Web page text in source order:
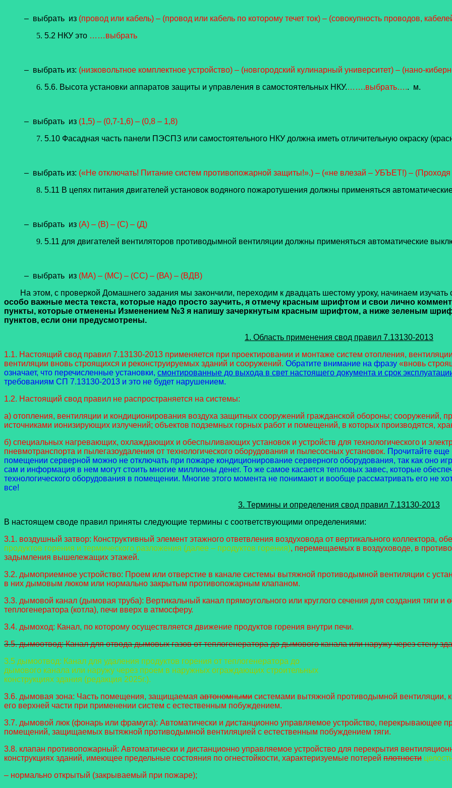
– выбрать из (провод или кабель) – (провод или кабель по которому течет ток) – (совокупность проводов,
5.2 НКУ это ……выбрать
– выбрать из: (низковольтное комплектное устройство) – (новгородский кулинарный университет) – (нано-
5.6. Высота установки аппаратов защиты и управления в самостоятельных НКУ.…….выбрать….. м.
– выбрать из (1,5) – (0,7-1,6) – (0,8 – 1,8)
5.10 Фасадная часть панели ПЭСПЗ или самостоятельного НКУ должна иметь отличительную окраску
– выбрать из: («Не отключать! Питание систем противопожарной защиты!».) – («не влезай – УБЪЕТ!) –
5.11 В цепях питания двигателей установок водяного пожаротушения должны применяться
– выбрать из (А) – (В) – (С) – (Д)
5.11 для двигателей вентиляторов противодымной вентиляции должны применяться автоматические
– выбрать из (МА) – (МС) – (СС) – (ВА) – (ВДВ)
На этом, с проверкой Домашнего задания мы закончили, переходим к двадцать шестому уроку, начинаем
особо важные места текста, которые надо просто заучить, я отмечу красным шрифтом и свои лично
пункты, которые отменены Изменением №3 я напишу зачеркнутым красным шрифтом, а ниже зеленым
пунктов, если они предусмотрены.
1. Область применения cвод правил 7.13130-2013
1.1. Настоящий cвод правил 7.13130-2013 применяется при проектировании и монтаже систем отопления,
вентиляции вновь строящихся и реконструируемых зданий и сооружений. Обратите внимание на фразу «вновь
означает, что перечисленные установки, смонтированные до выхода в свет настоящего документа и срок
требованиям СП 7.13130-2013 и это не будет нарушением.
1.2. Настоящий свод правил не распространяется на системы:
а) отопления, вентиляции и кондиционирования воздуха защитных сооружений гражданской обороны; сооружений,
источниками ионизирующих излучений; объектов подземных горных работ и помещений, в которых производятся,
б) специальных нагревающих, охлаждающих и обеспыливающих установок и устройств для технологического и
пневмотранспорта и пылегазоудаления от технологического оборудования и пылесосных установок. Прочитайте еще
помещении серверной можно не отключать при пожаре кондиционирование серверного оборудования, так как оно
сам и информация в нем могут стоить многие миллионы денег. То же самое касается тепловых завес, которые
технологического оборудования в помещении. Многие этого момента не понимают и вообще рассматривать его не
все!
3. Термины и определения cвод правил 7.13130-2013
В настоящем своде правил приняты следующие термины с соответствующими определениями:
3.1. воздушный затвор: Конструктивный элемент этажного ответвления воздуховода от вертикального коллектора,
продуктов горения и термического разложения (далее – продуктов горения), перемещаемых в воздуховоде, в
задымления вышележащих этажей.
3.2. дымоприемное устройство: Проем или отверстие в канале системы вытяжной противодымной вентиляции с
в них дымовым люком или нормально закрытым противопожарным клапаном.
3.3. дымовой канал (дымовая труба): Вертикальный канал прямоугольного или круглого сечения для создания тяги и
теплогенератора (котла), печи вверх в атмосферу.
3.4. дымоход: Канал, по которому осуществляется движение продуктов горения внутри печи.
3.5. дымоотвод: Канал для отвода дымовых газов от теплогенератора до дымового канала или наружу через стену
3.5 дымоотвод: Канал для удаления продуктов горения от теплогенератора до
дымового канала или наружу через проем в наружных ограждающих строительных
конструкциях здания (редакция 2025г.).
3.6. дымовая зона: Часть помещения, защищаемая автономными системами вытяжной противодымной вентиляции,
его верхней части при применении систем с естественным побуждением.
3.7. дымовой люк (фонарь или фрамуга): Автоматически и дистанционно управляемое устройство, перекрывающее
помещений, защищаемых вытяжной противодымной вентиляцией с естественным побуждением тяги.
3.8. клапан противопожарный: Автоматически и дистанционно управляемое устройство для перекрытия
конструкциях зданий, имеющее предельные состояния по огнестойкости, характеризуемые потерей плотности
– нормально открытый (закрываемый при пожаре);